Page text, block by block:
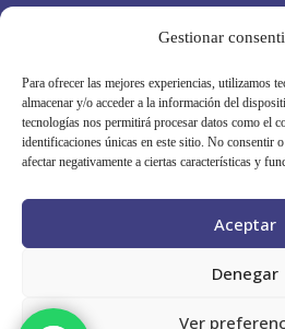
Gestionar
Para ofrecer las mejores experiencias, utilizamos
almacenar y/o acceder a la información del
tecnologías nos permitirá procesar datos como el
identificaciones únicas en este sitio. No consentir
afectar negativamente a ciertas características y
Aceptar
Denegar
Ver
Política de cookies
Condiciones Generales
Síguenos en redes